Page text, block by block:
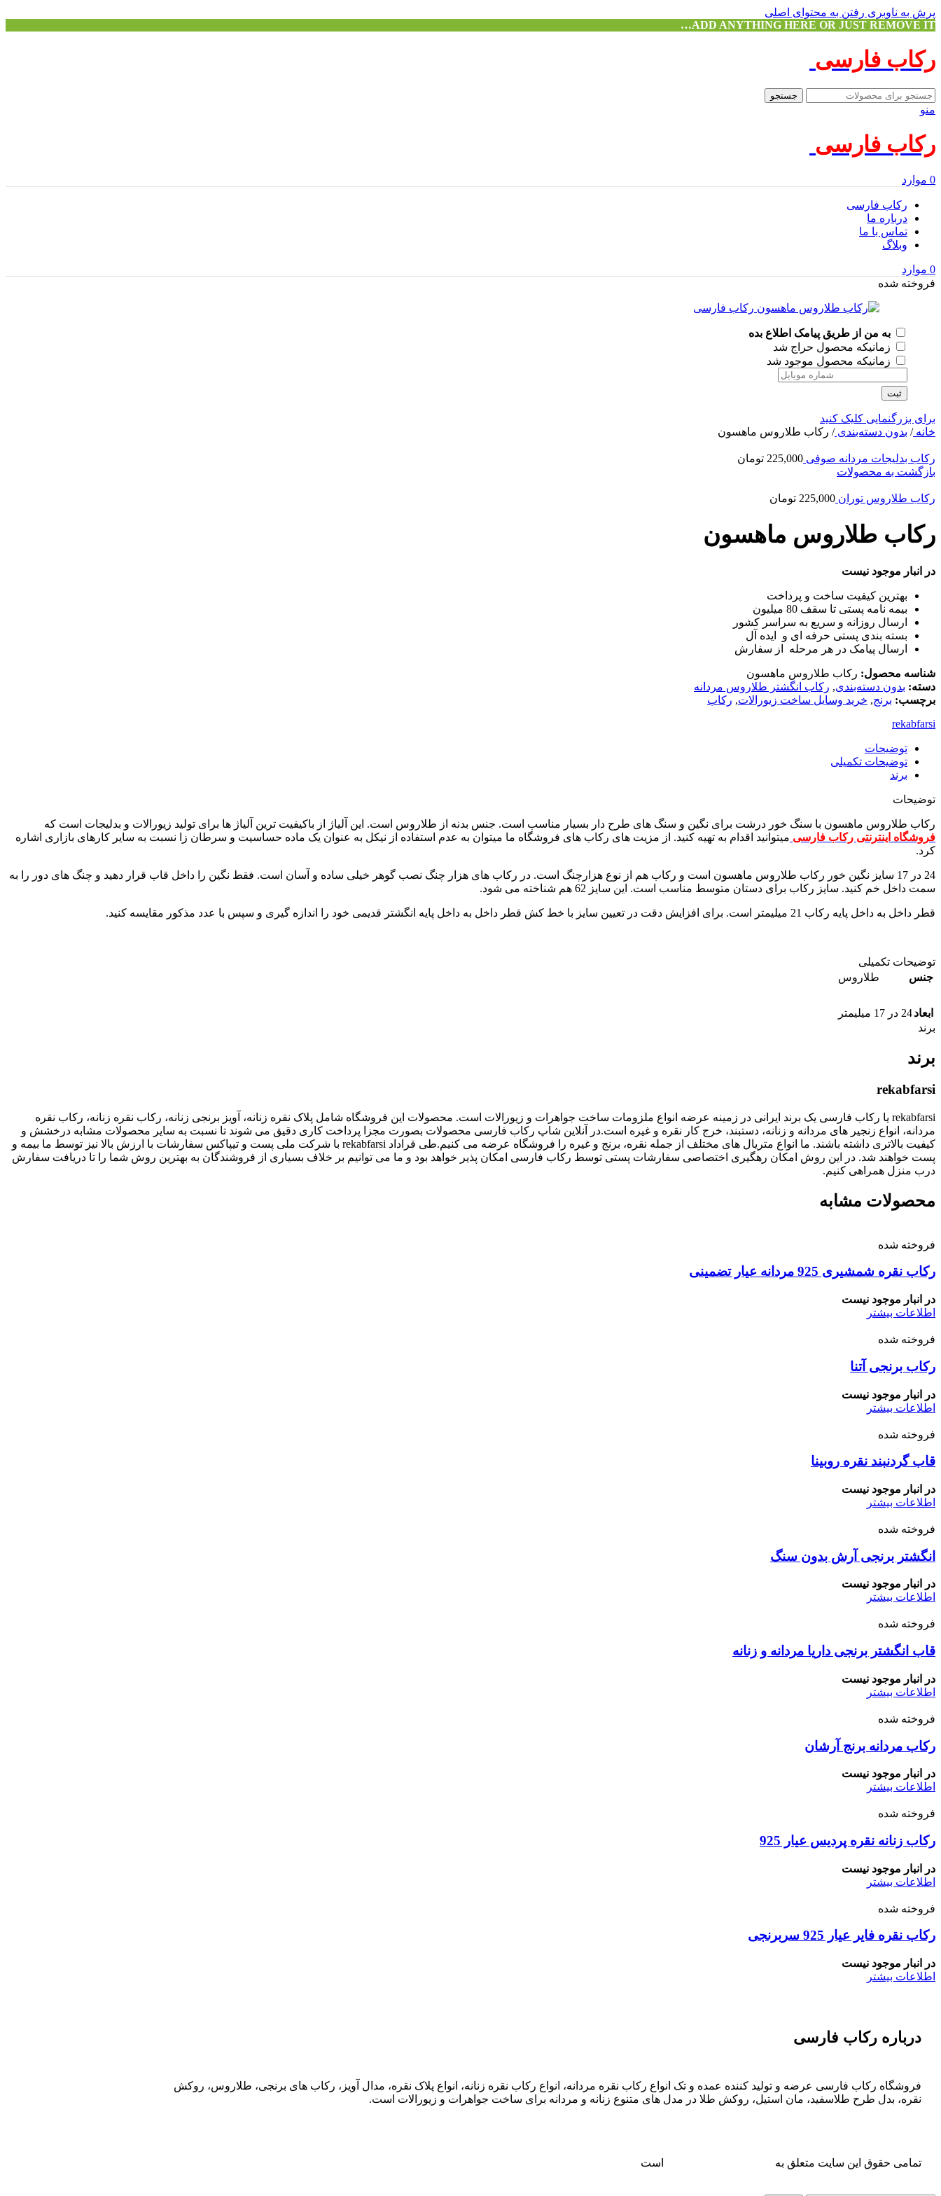
پرش به ناوبری رفتن به محتوای اصلی
ADD ANYTHING HERE OR JUST REMOVE IT…
رکاب فارسی
جستجو
منو
رکاب فارسی
0 موارد
رکاب فارسی
درباره ما
تماس با ما
وبلاگ
0 موارد
فروخته شده
به من از طریق پیامک اطلاع بده
زمانیکه محصول حراج شد
زمانیکه محصول موجود شد
ثبت
برای بزرگنمایی کلیک کنید
خانه/ بدون دسته‌بندی/ رکاب طلاروس ماهسون
رکاب بدلیجات مردانه صوفی 225,000 تومان
بازگشت به محصولات
رکاب طلاروس توران 225,000 تومان
رکاب طلاروس ماهسون
در انبار موجود نیست
بهترین کیفیت ساخت و پرداخت
بیمه نامه پستی تا سقف 80 میلیون
ارسال روزانه و سریع به سراسر کشور
بسته بندی پستی حرفه ای و ایده آل
ارسال پیامک در هر مرحله از سفارش
شناسه محصول: رکاب طلاروس ماهسون
دسته: بدون دسته‌بندی, رکاب انگشتر طلاروس مردانه
برچسب: برنج, خرید وسایل ساخت زیورالات, رکاب
rekabfarsi
توضیحات
توضیحات تکمیلی
برند
توضیحات
رکاب طلاروس ماهسون با سنگ خور درشت برای نگین و سنگ های طرح دار بسیار مناسب است. جنس بدنه از طلاروس است. این آلیاژ از باکیفیت ترین آلیاژ ها برای تولید زیورالات و بدلیجات است که
فروشگاه اینترنتی رکاب فارسی میتوانید اقدام به تهیه کنید. از مزیت های رکاب های فروشگاه ما میتوان به عدم استفاده از نیکل به عنوان یک ماده حساسیت و سرطان زا نسبت به سایر کارهای بازاری اشاره
کرد.
24 در 17 سایز نگین خور رکاب طلاروس ماهسون است و رکاب هم از نوع هزارچنگ است. در رکاب های هزار چنگ نصب گوهر خیلی ساده و آسان است. فقط نگین را داخل قاب قرار دهید و چنگ های دور را به
سمت داخل خم کنید. سایز رکاب برای دستان متوسط مناسب است. این سایز 62 هم شناخته می شود.
قطر داخل به داخل پایه رکاب 21 میلیمتر است. برای افزایش دقت در تعیین سایز با خط کش قطر داخل به داخل پایه انگشتر قدیمی خود را اندازه گیری و سپس با عدد مذکور مقایسه کنید.
توضیحات تکمیلی
جنس
طلاروس
ابعاد24 در 17 میلیمتر
برند
برند
rekabfarsi
rekabfarsi یا رکاب فارسی یک برند ایرانی در زمینه عرضه انواع ملزومات ساخت جواهرات و زیورالات است. محصولات این فروشگاه شامل پلاک نقره زنانه، آویز برنجی زنانه، رکاب نقره زنانه، رکاب نقره
مردانه، انواع زنجیر های مردانه و زنانه، دستبند، خرج کار نقره و غیره است.در آنلاین شاپ رکاب فارسی محصولات بصورت مجزا پرداخت کاری دقیق می شوند تا نسبت به سایر محصولات مشابه درخشش و
کیفیت بالاتری داشته باشند. ما انواع متریال های مختلف از جمله نقره، برنج و غیره را فروشگاه عرضه می کنیم.طی قراداد rekabfarsi با شرکت ملی پست و تیپاکس سفارشات با ارزش بالا نیز توسط ما بیمه و
پست خواهند شد. در این روش امکان رهگیری اختصاصی سفارشات پستی توسط رکاب فارسی امکان پذیر خواهد بود و ما می توانیم بر خلاف بسیاری از فروشندگان به بهترین روش شما را تا دریافت سفارش
درب منزل همراهی کنیم.
محصولات مشابه
فروخته شده
رکاب نقره شمشیری 925 مردانه عیار تضمینی
در انبار موجود نیست
اطلاعات بیشتر
فروخته شده
رکاب برنجی آتنا
در انبار موجود نیست
اطلاعات بیشتر
فروخته شده
قاب گردنبند نقره روبینا
در انبار موجود نیست
اطلاعات بیشتر
فروخته شده
انگشتر برنجی آرش بدون سنگ
در انبار موجود نیست
اطلاعات بیشتر
فروخته شده
قاب انگشتر برنجی داریا مردانه و زنانه
در انبار موجود نیست
اطلاعات بیشتر
فروخته شده
رکاب مردانه برنج آرشان
در انبار موجود نیست
اطلاعات بیشتر
فروخته شده
رکاب زنانه نقره پردیس عیار 925
در انبار موجود نیست
اطلاعات بیشتر
فروخته شده
رکاب نقره فایر عیار 925 سربرنجی
در انبار موجود نیست
اطلاعات بیشتر
درباره رکاب فارسی
فروشگاه رکاب فارسی عرضه و تولید کننده عمده و تک انواع رکاب نقره مردانه، انواع رکاب نقره زنانه، انواع پلاک نقره، مدال آویز، رکاب های برنجی، طلاروس، روکش
نقره، بدل طرح طلاسفید، مان استیل، روکش طلا در مدل های متنوع زنانه و مردانه برای ساخت جواهرات و زیورالات است.
تمامی حقوق این سایت متعلق به است